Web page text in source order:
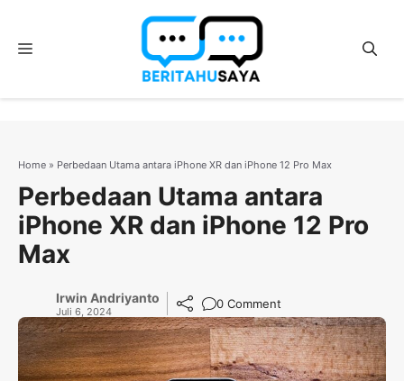
Menu
Home » Perbedaan Utama antara iPhone XR dan iPhone 12 Pro Max
Perbedaan Utama antara
iPhone XR dan iPhone 12 Pro
Max
Irwin Andriyanto
Juli 6, 2024
0 Comment